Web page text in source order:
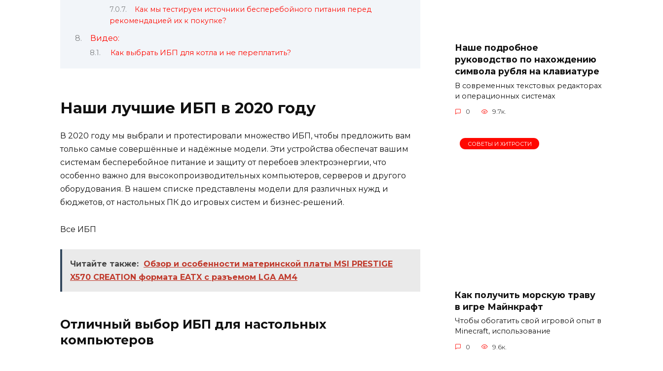
Как мы тестируем источники бесперебойного питания перед
рекомендацией их к покупке?
Видео:
Как выбрать ИБП для котла и не переплатить?
Наши лучшие ИБП в 2020 году
В 2020 году мы выбрали и протестировали множество ИБП, чтобы предложить вам
только самые совершённые и надёжные модели. Эти устройства обеспечат вашим
системам бесперебойное питание и защиту от перебоев электроэнергии, что
особенно важно для высокопроизводительных компьютеров, серверов и другого
оборудования. В нашем списке представлены модели для различных нужд и
бюджетов, от настольных ПК до игровых систем и бизнес-решений.
Все ИБП
Читайте также: Обзор и особенности материнской платы MSI PRESTIGE
X570 CREATION формата EATX с разъемом LGA AM4
Отличный выбор ИБП для настольных
компьютеров
Наше подробное
руководство по нахождению
символа рубля на клавиатуре
В современных текстовых редакторах
и операционных системах
0 9.7к.
СОВЕТЫ И ХИТРОСТИ
Как получить морскую траву
в игре Майнкрафт
Чтобы обогатить свой игровой опыт в
Minecraft, использование
0 9.6к.